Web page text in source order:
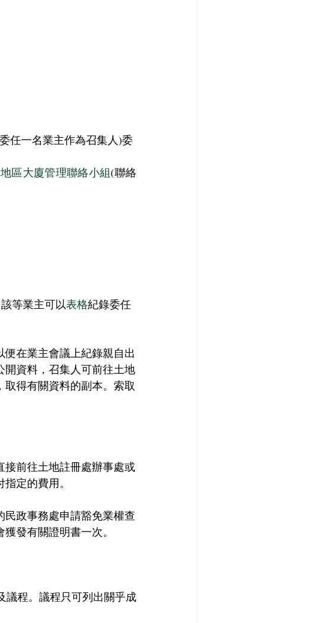
任一名業主作為召集人)委
地區大廈管理聯絡小組(聯絡
等業主可以表格紀錄委任
在業主會議上紀錄親自出
開資料，召集人可前往土地
取得有關資料的副本。索取
前往土地註冊處辦事處或
定的費用。
民政事務處申請豁免業權查
發有關證明書一次。
議程。議程只可列出關乎成